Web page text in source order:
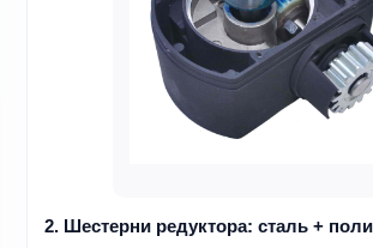
2. Шестерни редуктора: сталь +